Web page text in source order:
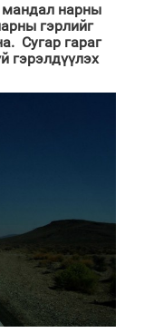
мандал нарны
гэрлийг
Сугар гараг
гэрэлдүүлэх